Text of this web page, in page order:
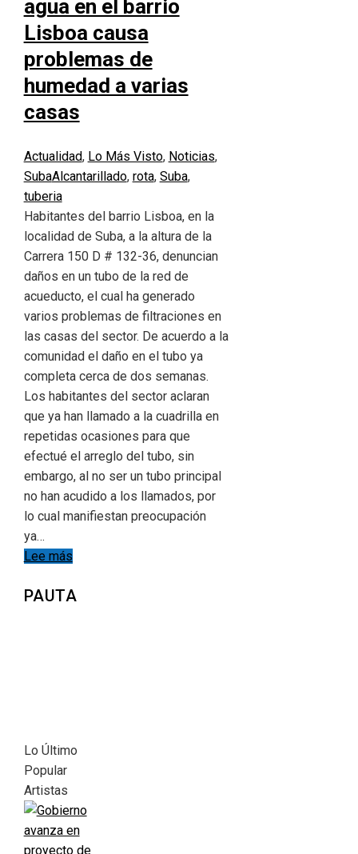
agua en el barrio
Lisboa causa
problemas de
humedad a varias
casas
Actualidad, Lo Más Visto, Noticias,
SubaAlcantarillado, rota, Suba,
tuberia
Habitantes del barrio Lisboa, en la
localidad de Suba, a la altura de la
Carrera 150 D # 132-36, denuncian
daños en un tubo de la red de
acueducto, el cual ha generado
varios problemas de filtraciones en
las casas del sector. De acuerdo a la
comunidad el daño en el tubo ya
completa cerca de dos semanas.
Los habitantes del sector aclaran
que ya han llamado a la cuadrilla en
repetidas ocasiones para que
efectué el arreglo del tubo, sin
embargo, al no ser un tubo principal
no han acudido a los llamados, por
lo cual manifiestan preocupación
ya…
Lee más
PAUTA
Lo Último
Popular
Artistas